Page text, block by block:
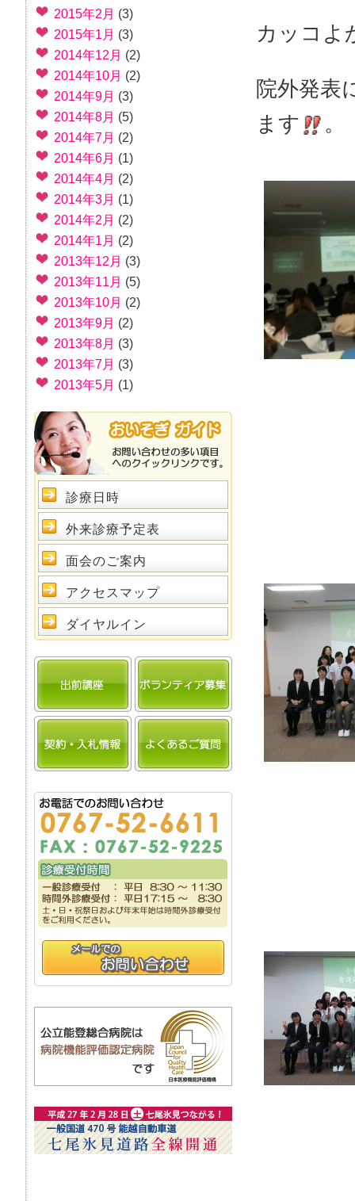
カッコよ
院外発表
ます
。
2015年2月 (3)
2015年1月 (3)
2014年12月 (2)
2014年10月 (2)
2014年9月 (3)
2014年8月 (5)
2014年7月 (2)
2014年6月 (1)
2014年4月 (2)
2014年3月 (1)
2014年2月 (2)
2014年1月 (2)
2013年12月 (3)
2013年11月 (5)
2013年10月 (2)
2013年9月 (2)
2013年8月 (3)
2013年7月 (3)
2013年5月 (1)
診療日時
外来診療予定表
面会のご案内
アクセスマップ
ダイヤルイン